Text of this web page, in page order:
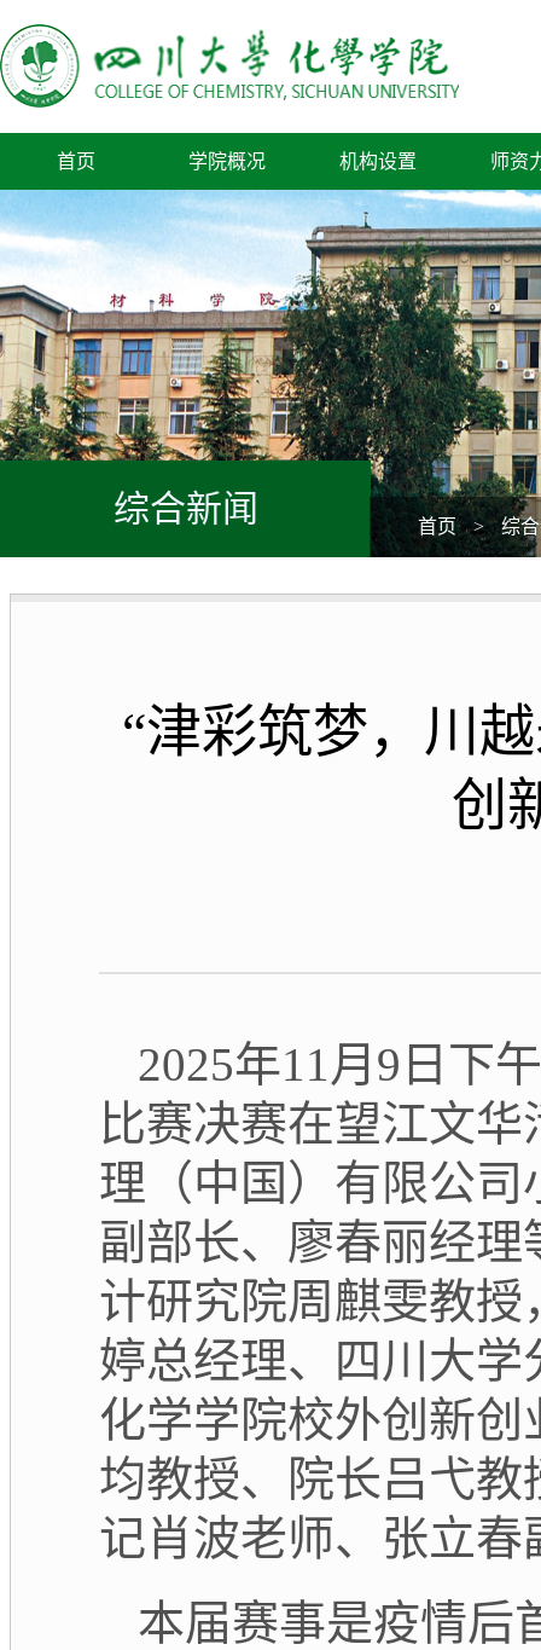
首页 学院概况 机构设置 师资
综合新闻 首页 > 综
“津彩筑梦，川
创
2025年11月9日下
比赛决赛在望江文
理（中国）有限公
副部长、廖春丽经
计研究院周麒雯教
婷总经理、四川大
化学学院校外创新
均教授、院长吕弋
记肖波老师、张立
本届赛事是疫情后